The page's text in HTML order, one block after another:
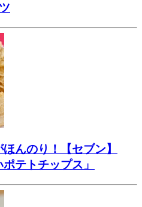
んのり！【セブン】
テトチップス」